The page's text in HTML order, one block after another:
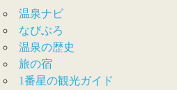
温泉ナビ
なびぶろ
温泉の歴史
旅の宿
1番星の観光ガイド